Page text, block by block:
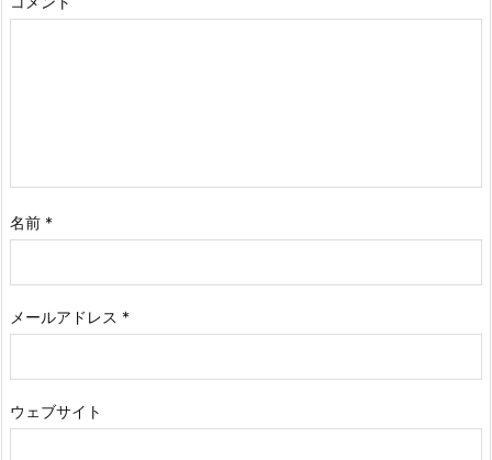
名前 *
メールアドレス *
ウェブサイト